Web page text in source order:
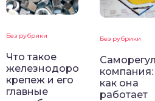
Без рубрики
Что такое
железнодорожный
крепеж и его
главные
Без рубрики
компания:
как она
работает